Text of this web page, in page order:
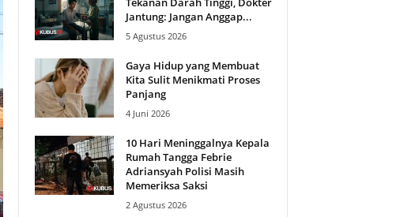
Jantung: Jangan Anggap...
5 Agustus 2026
Gaya Hidup yang Membuat
Kita Sulit Menikmati Proses
Panjang
4 Juni 2026
10 Hari Meninggalnya Kepala
Rumah Tangga Febrie
Adriansyah Polisi Masih
Memeriksa Saksi
2 Agustus 2026